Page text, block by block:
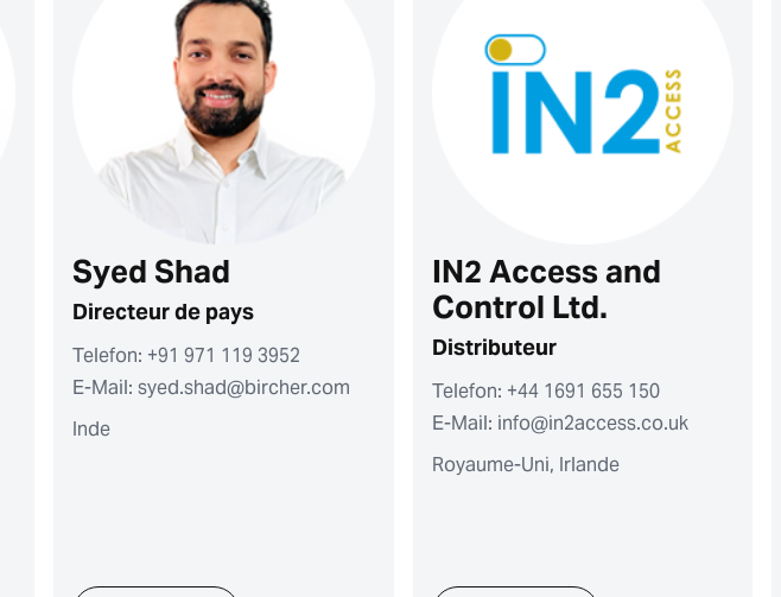
Syed Shad
Directeur de pays
Telefon: +91 971 119 3952
E-Mail: syed.shad@bircher.com
Inde
IN2 Access and
Control Ltd.
Distributeur
Telefon: +44 1691 655 150
E-Mail: info@in2access.co.uk
Royaume-Uni, Irlande